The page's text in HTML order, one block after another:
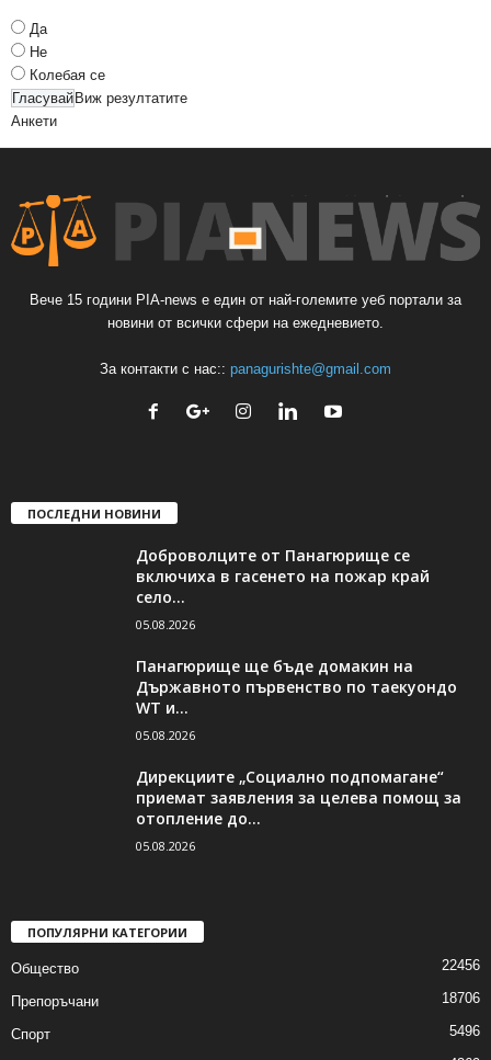
Да
Не
Колебая се
Виж резултатите
Анкети
Вече 15 години PIA-news е един от най-големите уеб портали за
новини от всички сфери на ежедневието.
За контакти с нас:: panagurishte@gmail.com
ПОСЛЕДНИ НОВИНИ
Доброволците от Панагюрище се
включиха в гасенето на пожар край
село...
05.08.2026
Панагюрище ще бъде домакин на
Държавното първенство по таекуондо
WT и...
05.08.2026
Дирекциите „Социално подпомагане“
приемат заявления за целева помощ за
отопление до...
05.08.2026
ПОПУЛЯРНИ КАТЕГОРИИ
Общество 22456
Препоръчани 18706
Спорт 5496